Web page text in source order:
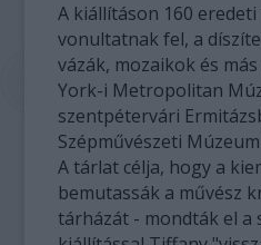
A kiállításon 160
vonultatnak fel, a
vázák, mozaikok és
York-i Metropolitan
szentpétervári
Szépművészeti
A tárlat célja, hogy a
bemutassák a művész
tárházát - mondták el a